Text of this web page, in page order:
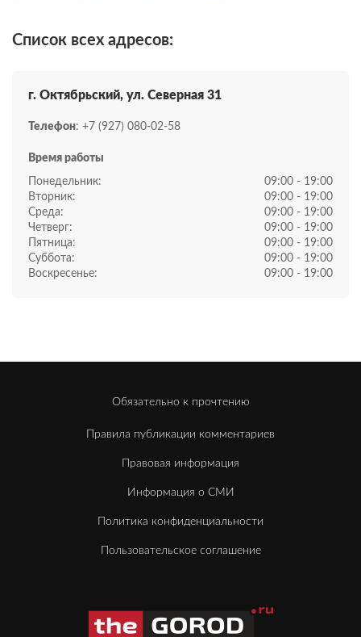
Список всех адресов:
г. Октябрьский, ул. Северная 31
Телефон: +7 (927) 080-02-58
Время работы
Понедельник:
09:00 - 19:00
Вторник:
09:00 - 19:00
Среда:
09:00 - 19:00
Четверг:
09:00 - 19:00
Пятница:
09:00 - 19:00
Суббота:
09:00 - 19:00
Воскресенье:
09:00 - 19:00
Обязательно к прочтению
Правила публикации комментариев
Правовая информация
Информация о СМИ
Политика конфиденциальности
Пользовательское соглашение